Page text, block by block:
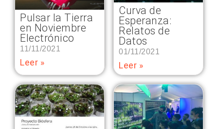
Pulsar la Tierra
en Noviembre
Electrónico
11/11/2021
Leer »
Curva de
Esperanza:
Relatos de
Datos
01/11/2021
Leer »